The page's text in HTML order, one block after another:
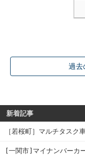
過去
新着記事
［若桜町］マルチタスク
[一関市]マイナンバーカ